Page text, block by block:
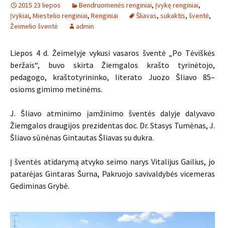
2015 23 liepos Bendruomenės renginiai, Įvykę renginiai,
Įvykiai, Miestelio renginiai, Renginiai Šliavas, sukaktis, šventė,
Žeimelio šventė
admin
Liepos 4 d. Žeimelyje vykusi vasaros šventė „Po Tėviškės
beržais“, buvo skirta Žiemgalos krašto tyrinėtojo,
pedagogo, kraštotyrininko, literato Juozo Šliavo 85–
osioms gimimo metinėms.
J. Šliavo atminimo įamžinimo šventės dalyje dalyvavo
Žiemgalos draugijos prezidentas doc. Dr. Stasys Tumėnas, J.
Šliavo sūnėnas Gintautas Šliavas su dukra.
Į šventės atidarymą atvyko seimo narys Vitalijus Gailius, jo
patarėjas Gintaras Šurna, Pakruojo savivaldybės vicemeras
Gediminas Grybė.